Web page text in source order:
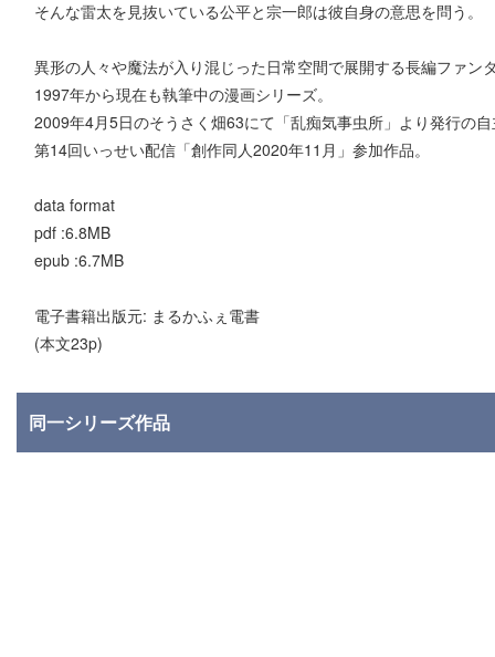
そんな雷太を見抜いている公平と宗一郎は彼自身の意思を問う。
異形の人々や魔法が入り混じった日常空間で展開する長編ファン
1997年から現在も執筆中の漫画シリーズ。
2009年4月5日のそうさく畑63にて「乱痴気事虫所」より発行の
第14回いっせい配信「創作同人2020年11月」参加作品。
data format
pdf :6.8MB
epub :6.7MB
電子書籍出版元: まるかふぇ電書
(本文23p)
同一シリーズ作品